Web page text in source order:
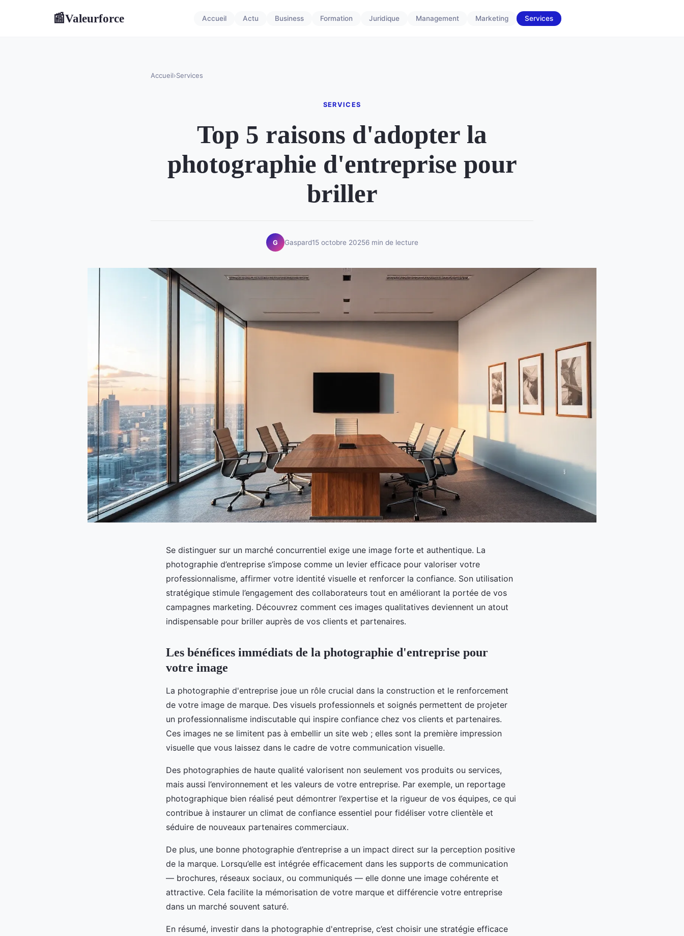
📰Valeurforce Accueil Actu Business Formation Juridique Management Marketing Services
Accueil›Services
SERVICES
Top 5 raisons d'adopter la
photographie d'entreprise pour
briller
G Gaspard15 octobre 20256 min de lecture
Se distinguer sur un marché concurrentiel exige une image forte et authentique. La
photographie d’entreprise s’impose comme un levier efficace pour valoriser votre
professionnalisme, affirmer votre identité visuelle et renforcer la confiance. Son utilisation
stratégique stimule l’engagement des collaborateurs tout en améliorant la portée de vos
campagnes marketing. Découvrez comment ces images qualitatives deviennent un atout
indispensable pour briller auprès de vos clients et partenaires.
Les bénéfices immédiats de la photographie d'entreprise pour
votre image
La photographie d'entreprise joue un rôle crucial dans la construction et le renforcement
de votre image de marque. Des visuels professionnels et soignés permettent de projeter
un professionnalisme indiscutable qui inspire confiance chez vos clients et partenaires.
Ces images ne se limitent pas à embellir un site web ; elles sont la première impression
visuelle que vous laissez dans le cadre de votre communication visuelle.
Des photographies de haute qualité valorisent non seulement vos produits ou services,
mais aussi l’environnement et les valeurs de votre entreprise. Par exemple, un reportage
photographique bien réalisé peut démontrer l’expertise et la rigueur de vos équipes, ce qui
contribue à instaurer un climat de confiance essentiel pour fidéliser votre clientèle et
séduire de nouveaux partenaires commerciaux.
De plus, une bonne photographie d’entreprise a un impact direct sur la perception positive
de la marque. Lorsqu’elle est intégrée efficacement dans les supports de communication
— brochures, réseaux sociaux, ou communiqués — elle donne une image cohérente et
attractive. Cela facilite la mémorisation de votre marque et différencie votre entreprise
dans un marché souvent saturé.
En résumé, investir dans la photographie d'entreprise, c’est choisir une stratégie efficace